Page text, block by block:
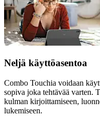
Neljä käyttöasentoa
Combo Touchia voidaan
sopiva joka tehtävää varten.
kulman kirjoittamiseen,
lukemiseen.